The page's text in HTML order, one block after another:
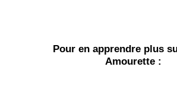
Pour en apprendre plus
Amourette :